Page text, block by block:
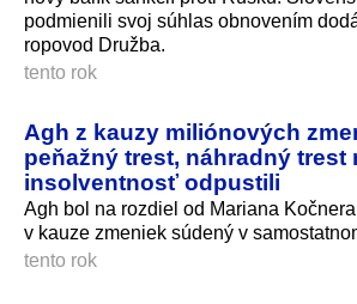
podmienili svoj súhlas obnovením
ropovod Družba.
tento rok
Agh z kauzy miliónových
peňažný trest, náhradný trest
insolventnosť odpustili
Agh bol na rozdiel od Mariana
v kauze zmeniek súdený v
tento rok